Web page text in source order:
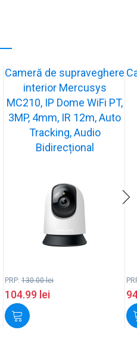
Cameră de supraveghere
interior Mercusys
MC210, IP Dome WiFi PT,
3MP, 4mm, IR 12m, Auto
Tracking, Audio
Bidirecțional
PRP: 130.00lei
104.99 lei